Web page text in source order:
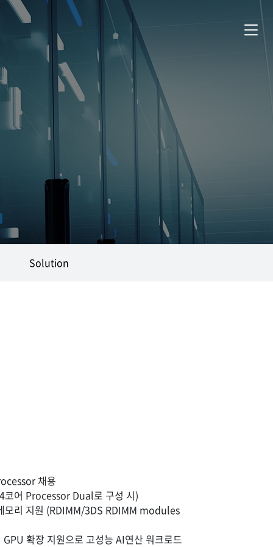
Solution
채용
코어 Processor Dual로 구성 시)
모리 지원 (RDIMM/3DS RDIMM modules
확장 지원으로 고성능 AI연산 워크로드